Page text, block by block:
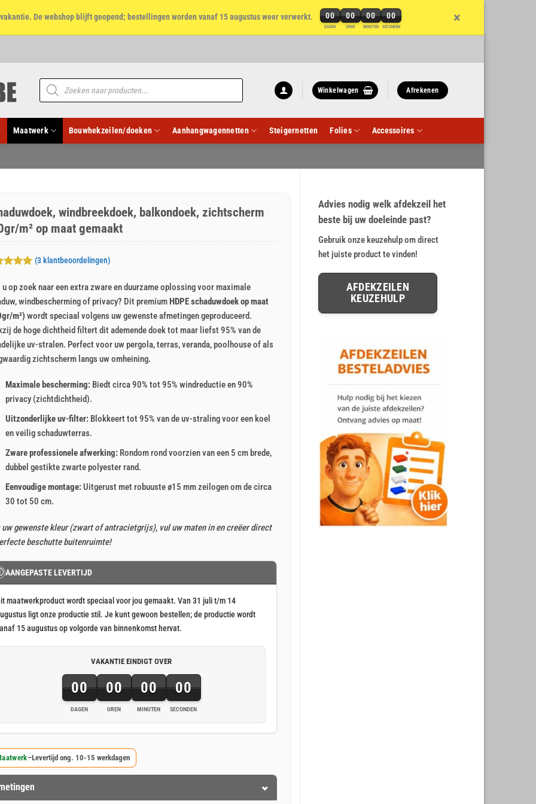
De webshop blijft geopend; bestellingen worden vanaf 15 augustus weer verwerkt. 00
DAGEN
00
UREN
00
MINUTEN
00
SECONDEN
×
Producten
zoeken
Winkelwagen Afrekenen
Maatwerk Bouwhekzeilen/doeken Aanhangwagennetten Steigernetten Folies Accessoires
Advies nodig welk afdekzeil het
beste bij uw doeleinde past?
Gebruik onze keuzehulp om direct
het juiste product te vinden!
AFDEKZEILEN
KEUZEHULP
windbreekdoek, balkondoek, zichtscherm
m² op maat gemaakt
5
(3 klantbeoordelingen)
u op zoek naar een extra zware en duurzame oplossing voor maximale
windbescherming of privacy? Dit premiumHDPE schaduwdoek op maat
m²) wordt speciaal volgens uw gewenste afmetingen geproduceerd.
de hoge dichtheid filtert dit ademende doek tot maar liefst 95% van de
uv-stralen. Perfect voor uw pergola, terras, veranda, poolhouse of als
zichtscherm langs uw omheining.
Maximale bescherming:Biedt circa 90% tot 95% windreductie en 90%
privacy (zichtdichtheid).
Uitzonderlijke uv-filter:Blokkeert tot 95% van de uv-straling voor een koel
en veilig schaduwterras.
Zware professionele afwerking:Rondom rond voorzien van een 5 cm brede,
dubbel gestikte zwarte polyester rand.
Eenvoudige montage:Uitgerust met robuuste ø15 mm zeilogen om de circa
30 tot 50 cm.
uw gewenste kleur (zwart of antracietgrijs), vul uw maten in en creëer direct
beschutte buitenruimte!
AANGEPASTE LEVERTIJD
maatwerkproduct wordt speciaal voor jou gemaakt. Van 31 juli t/m 14
ligt onze productie stil. Je kunt gewoon bestellen; de productie wordt
15 augustus op volgorde van binnenkomst hervat.
VAKANTIE EINDIGT OVER
00
DAGEN
00
UREN
00
MINUTEN
00
SECONDEN
–Levertijd ong. 10-15 werkdagen